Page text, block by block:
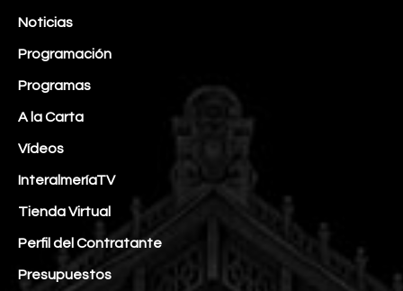
Noticias
Programación
Programas
A la Carta
Vídeos
InteralmeríaTV
Tienda Virtual
Perfil del Contratante
Presupuestos